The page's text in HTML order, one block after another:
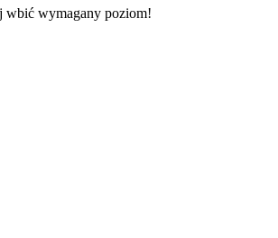
wbić wymagany poziom!